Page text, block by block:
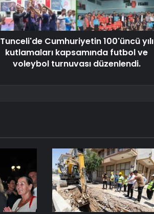
Tunceli'de Cumhuriyetin 100'üncü yılı
kutlamaları kapsamında futbol ve
voleybol turnuvası düzenlendi.